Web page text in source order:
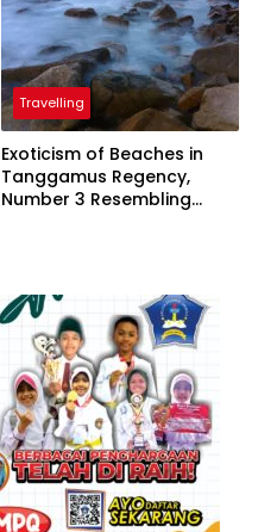
Travelling
Exoticism of Beaches in
Tanggamus Regency,
Number 3 Resembling